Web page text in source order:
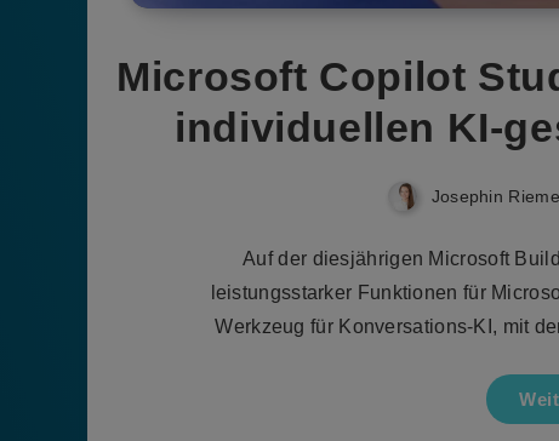
Microsoft Copilot
individuellen KI-
Josephin
Auf der diesjährigen Microsoft
leistungsstarker Funktionen für
Werkzeug für Konversations-KI, mit